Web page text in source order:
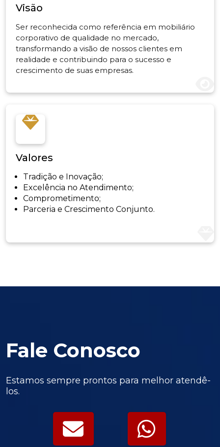
Visão
Ser reconhecida como referência em mobiliário
corporativo de qualidade no mercado,
transformando a visão de nossos clientes em
realidade e contribuindo para o sucesso e
crescimento de suas empresas.
Valores
Tradição e Inovação;
Excelência no Atendimento;
Comprometimento;
Parceria e Crescimento Conjunto.
Fale Conosco
Estamos sempre prontos para melhor atendê-
los.